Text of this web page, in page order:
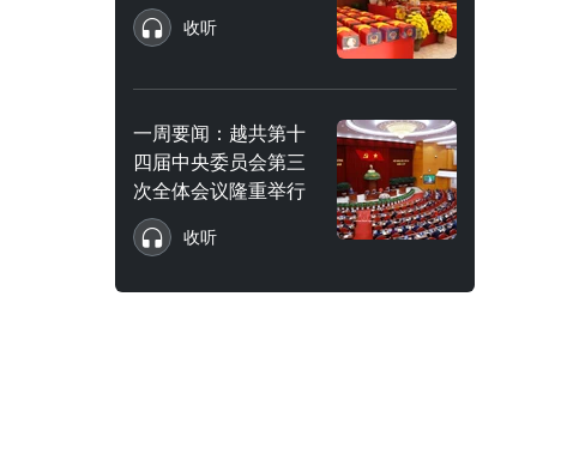
收听
一周要闻：越共第十
四届中央委员会第三
次全体会议隆重举行
收听